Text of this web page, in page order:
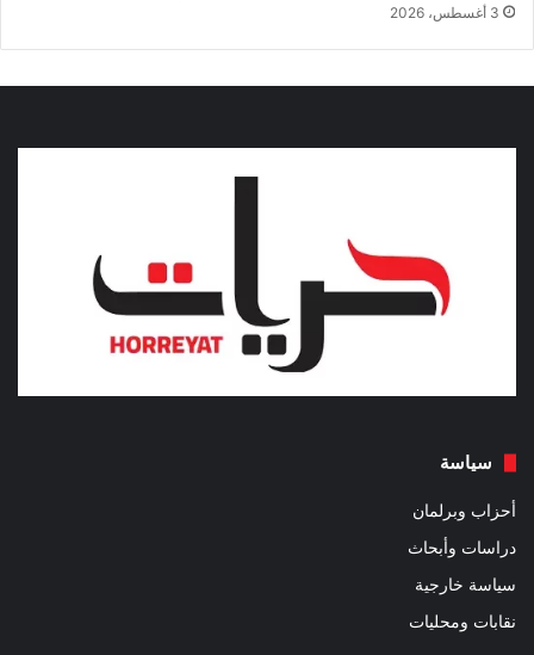
3 أغسطس، 2026
سياسة
أحزاب وبرلمان
دراسات وأبحاث
سياسة خارجية
نقابات ومحليات